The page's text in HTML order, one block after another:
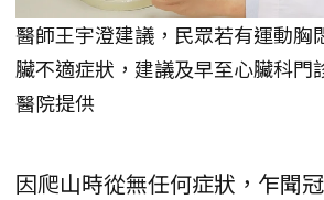
醫師王宇澄建議，民眾若有運動胸
臟不適症狀，建議及早至心臟科門
醫院提供
因爬山時從無任何症狀，乍聞